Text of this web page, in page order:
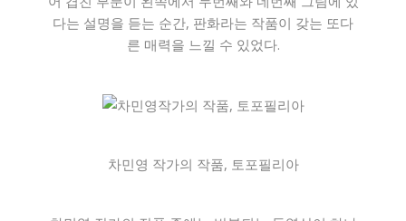
다는 설명을 듣는 순간, 판화라는 작품이 갖는 또다
른 매력을 느낄 수 있었다.
차민영 작가의 작품, 토포필리아